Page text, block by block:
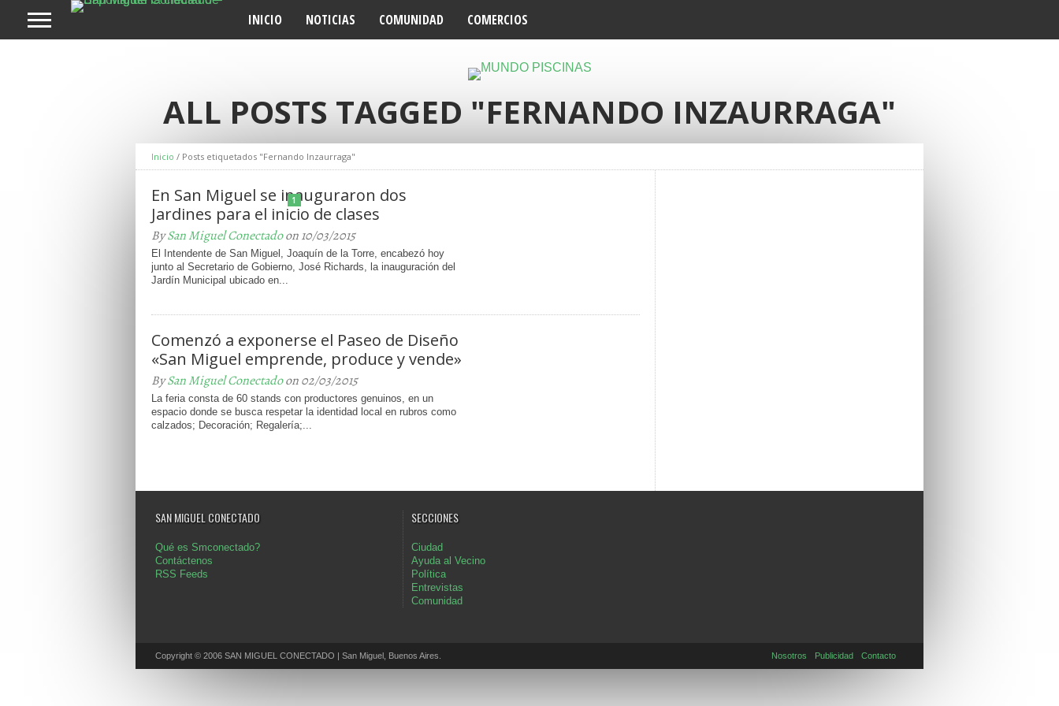
INICIO NOTICIAS COMUNIDAD COMERCIOS
ALL POSTS TAGGED "FERNANDO INZAURRAGA"
Inicio / Posts etiquetados "Fernando Inzaurraga"
1
En San Miguel se inauguraron dos
Jardines para el inicio de clases
BySan Miguel Conectadoon 10/03/2015
El Intendente de San Miguel, Joaquín de la Torre, encabezó hoy
junto al Secretario de Gobierno, José Richards, la inauguración del
Jardín Municipal ubicado en...
Comenzó a exponerse el Paseo de Diseño
«San Miguel emprende, produce y vende»
BySan Miguel Conectadoon 02/03/2015
La feria consta de 60 stands con productores genuinos, en un
espacio donde se busca respetar la identidad local en rubros como
calzados; Decoración; Regalería;...
SAN MIGUEL CONECTADO
Qué es Smconectado?
Contáctenos
RSS Feeds
SECCIONES
Ciudad
Ayuda al Vecino
Política
Entrevistas
Comunidad
Copyright © 2006 SAN MIGUEL CONECTADO | San Miguel, Buenos Aires. Nosotros Publicidad Contacto